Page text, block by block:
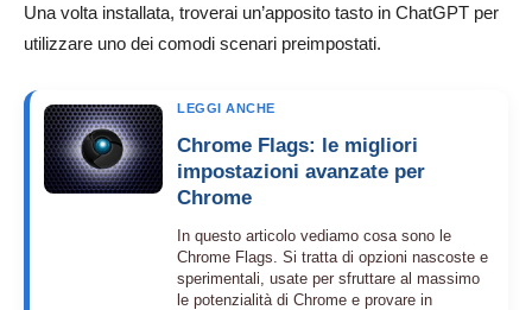
Una volta installata, troverai un’apposito tasto in ChatGPT per
utilizzare uno dei comodi scenari preimpostati.
LEGGI ANCHE
Chrome Flags: le migliori
impostazioni avanzate per
Chrome
In questo articolo vediamo cosa sono le
Chrome Flags. Si tratta di opzioni nascoste e
sperimentali, usate per sfruttare al massimo
le potenzialità di Chrome e provare in